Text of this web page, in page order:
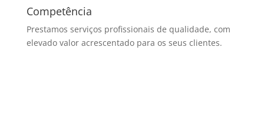
Competência
Prestamos serviços profissionais de qualidade, com
elevado valor acrescentado para os seus clientes.